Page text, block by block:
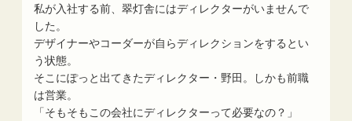
私が入社する前、翠灯舎にはディレクターがいませんで
した。
デザイナーやコーダーが自らディレクションをするとい
う状態。
そこにぽっと出てきたディレクター・野田。しかも前職
は営業。
「そもそもこの会社にディレクターって必要なの？」